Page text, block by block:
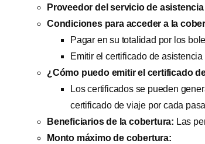
Proveedor del servicio de
Condiciones para acceder a la
Pagar en su totalidad por los
Emitir el certificado de asistencia
¿Cómo puedo emitir el certificado
Los certificados se pueden
certificado de viaje por cada
Beneficiarios de la cobertura: Las
Monto máximo de cobertura: